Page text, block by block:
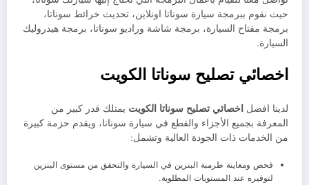
حيث نقوم ببرمجة سيارة سوناتا اونلاين، تحديث خرائط سوناتا،
برمجة مفتاح السيارة، برمجة شاشة وراديو سوناتا، برمجة هيدروليك
السيارة.
اخصائي تصليح سوناتا الكويت
لدينا افضل اخصائي تصليح سوناتا الكويت يمتلك قدر كبير من
المعرفة بجميع الأجزاء والقطع في سيارة سوناتا، ويقدم حزمة كبيرة
من الخدمات ذات الجودة العالية وتشمل:
فحص ومعاينة طرمبة البنزين في السيارة والتحقق من مستوى البنزين
لتوفيره عند المستويات المطلوبة.